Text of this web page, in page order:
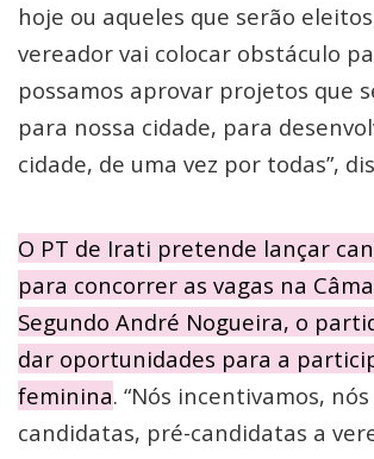
hoje ou aqueles que serão
vereador vai colocar obstáculo
possamos aprovar projetos que
para nossa cidade, para
cidade, de uma vez por todas”,
O PT de Irati pretende lançar
para concorrer as vagas na
Segundo André Nogueira, o
dar oportunidades para a
feminina. “Nós incentivamos,
candidatas, pré-candidatas a